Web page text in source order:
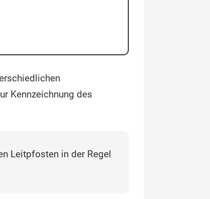
Kennzeichnung des
Leitpfosten in der Regel